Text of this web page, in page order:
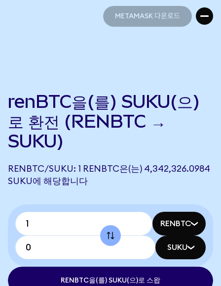
METAMASK 다운로드
renBTC을(를) SUKU(으)
로 환전 (RENBTC →
SUKU)
RENBTC/SUKU: 1 RENBTC은(는) 4,342,326.0984
SUKU에 해당합니다
RENBTC
SUKU
RENBTC을(를) SUKU(으)로 스왑